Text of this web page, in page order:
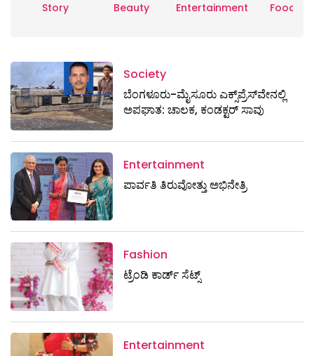
Story Beauty Entertainment Food
Society
ಬೆಂಗಳೂರು-ಮೈಸೂರು ಎಕ್ಸ್​ಪ್ರೆಸ್‌ವೇನಲ್ಲಿ
ಅಪಘಾತ: ಚಾಲಕ, ಕಂಡಕ್ಟರ್ ಸಾವು
Entertainment
ಪಾರ್ವತಿ ತಿರುವೋತ್ತು ಅಭಿನೇತ್ರಿ
Fashion
ಟ್ರೆಂಡಿ ಕಾರ್ಡ್‌ ಸೆಟ್ಸ್
Entertainment